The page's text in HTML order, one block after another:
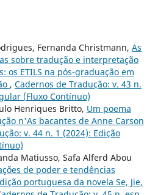
Fernanda Christmann, As
sobre tradução e interpretação
os ETILS na pós-graduação em
, Cadernos de Tradução: v. 43 n.
(Fluxo Contínuo)
Henriques Britto, Um poema
n'As bacantes de Anne Carson
v. 44 n. 1 (2024): Edição
Matiusso, Safa Alferd Abou
de poder e tendências
portuguesa da novela Se, Jie,